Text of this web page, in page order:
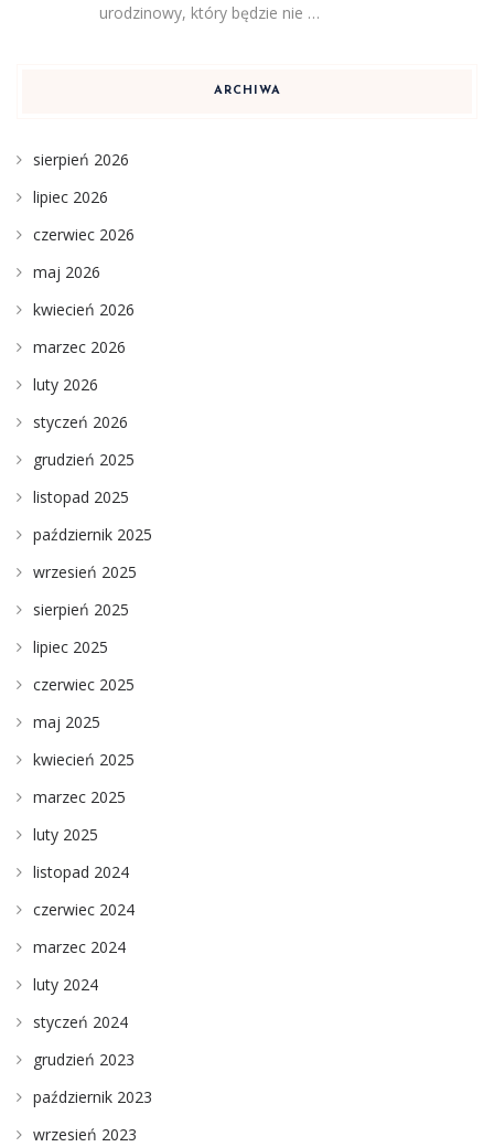
urodzinowy, który będzie nie …
ARCHIWA
sierpień 2026
lipiec 2026
czerwiec 2026
maj 2026
kwiecień 2026
marzec 2026
luty 2026
styczeń 2026
grudzień 2025
listopad 2025
październik 2025
wrzesień 2025
sierpień 2025
lipiec 2025
czerwiec 2025
maj 2025
kwiecień 2025
marzec 2025
luty 2025
listopad 2024
czerwiec 2024
marzec 2024
luty 2024
styczeń 2024
grudzień 2023
październik 2023
wrzesień 2023